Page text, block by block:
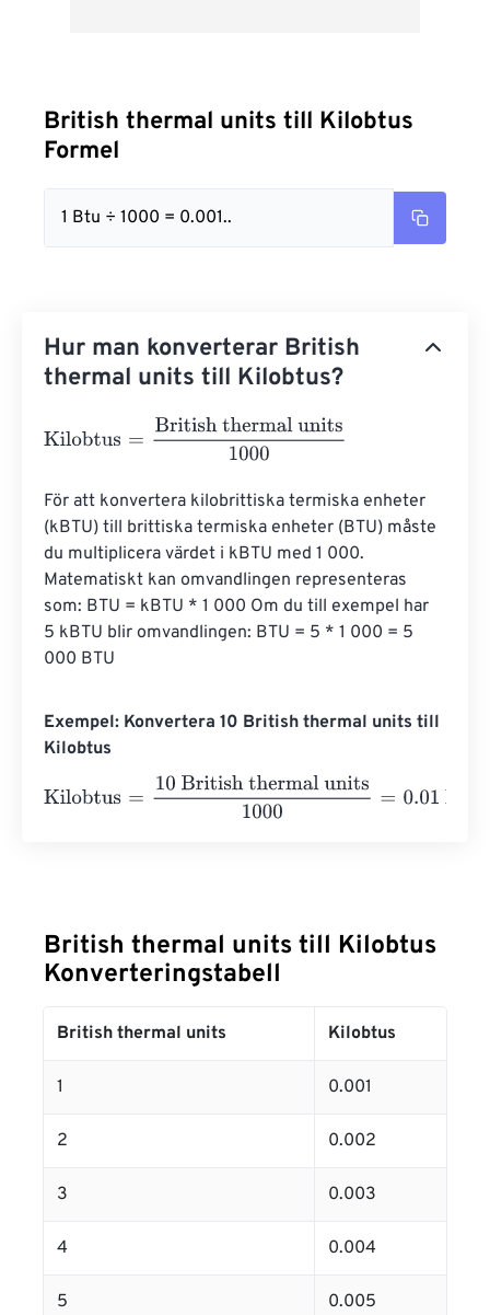
British thermal units till Kilobtus
Formel
1 Btu ÷ 1000 = 0.001..
Hur man konverterar British
thermal units till Kilobtus?
Kilobtus British thermal units1000
För att konvertera kilobrittiska termiska enheter
(kBTU) till brittiska termiska enheter (BTU) måste
du multiplicera värdet i kBTU med 1 000.
Matematiskt kan omvandlingen representeras
som: BTU = kBTU * 1 000 Om du till exempel har
5 kBTU blir omvandlingen: BTU = 5 * 1 000 = 5
000 BTU
Exempel: Konvertera 10 British thermal units till
Kilobtus
Kilobtus
10 British thermal units1000=0.01 Kilobtus
British thermal units till Kilobtus
Konverteringstabell
British thermal units Kilobtus
1 0.001
2 0.002
3 0.003
4 0.004
5 0.005